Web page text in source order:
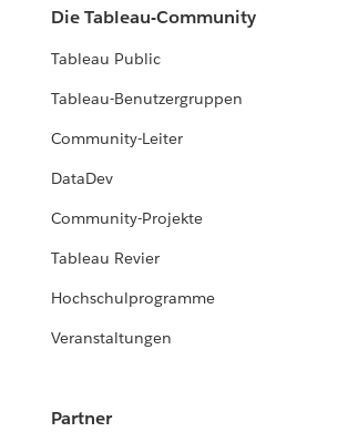
Die Tableau-Community
Tableau Public
Tableau-Benutzergruppen
Community-Leiter
DataDev
Community-Projekte
Tableau Revier
Hochschulprogramme
Veranstaltungen
Partner